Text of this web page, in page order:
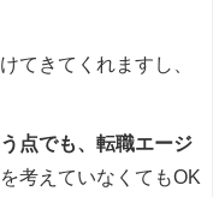
てきてくれますし、
点でも、転職エージ
考えていなくてもOK